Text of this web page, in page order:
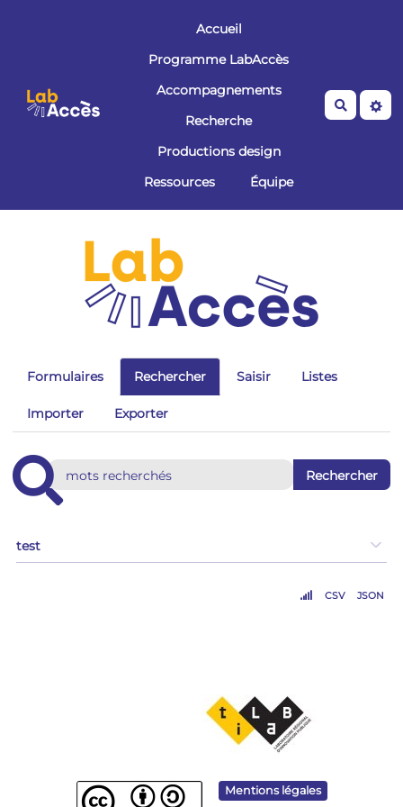
Accueil
Programme LabAccès
Accompagnements
Recherche
Productions design
Ressources
Équipe
Formulaires Rechercher Saisir Listes
Importer Exporter
test
CSV JSON
Mentions légales